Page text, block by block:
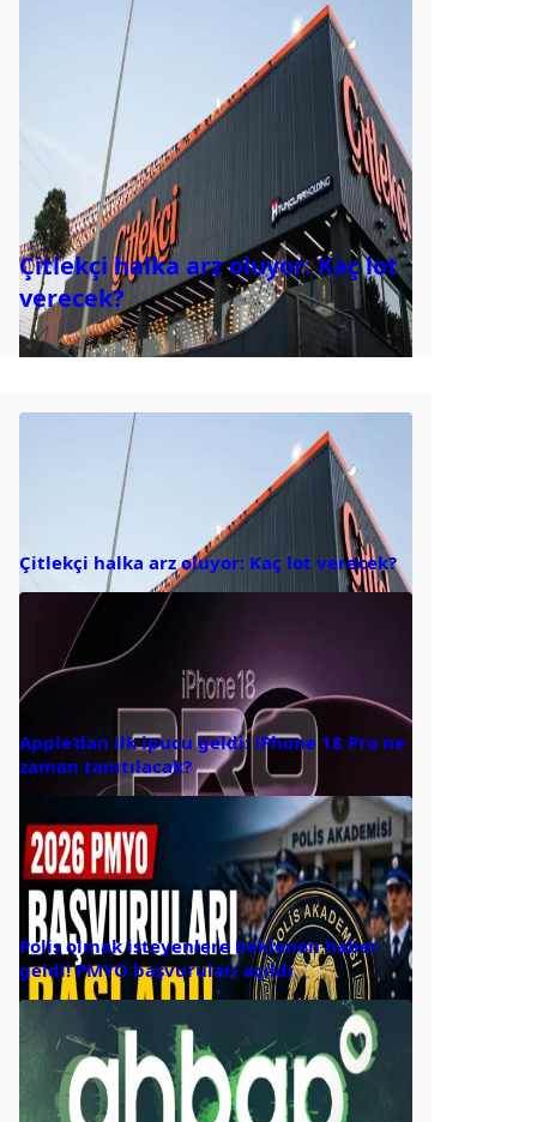
Çitlekçi halka arz oluyor: Kaç lot
verecek?
Çitlekçi halka arz oluyor: Kaç lot verecek?
Apple’dan ilk ipucu geldi: iPhone 18 Pro ne
zaman tanıtılacak?
Polis olmak isteyenlere beklenen haber
geldi! PMYO başvuruları açıldı